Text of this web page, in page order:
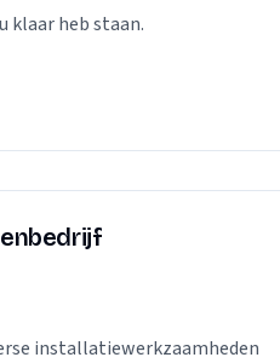
klaar heb staan.
installatiewerkzaamheden